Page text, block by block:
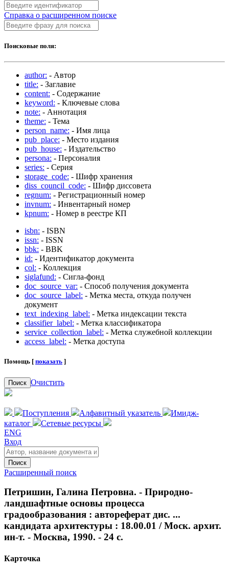
Справка о расширенном поиске
Поисковые поля:
author: - Автор
title: - Заглавие
content: - Содержание
keyword: - Ключевые слова
note: - Аннотация
theme: - Тема
person_name: - Имя лица
pub_place: - Место издания
pub_house: - Издательство
persona: - Персоналия
series: - Серия
storage_code: - Шифр хранения
diss_council_code: - Шифр диссовета
regnum: - Регистрационный номер
invnum: - Инвентарный номер
kpnum: - Номер в реестре КП
isbn: - ISBN
issn: - ISSN
bbk: - BBK
id: - Идентификатор документа
col: - Коллекция
siglafund: - Сигла-фонд
doc_source_var: - Способ получения документа
doc_source_label: - Метка места, откуда получен
документ
text_indexing_label: - Метка индексации текста
classifier_label: - Метка классификатора
service_collection_label: - Метка служебной коллекции
access_label: - Метка доступа
Помощь [ показать ]
Поиск Очистить
Поступления Алфавитный указатель
Имидж-
каталог
Сетевые ресурсы
ENG
Вход
Поиск
Расширенный поиск
Петришин, Галина Петровна. - Природно-
ландшафтные основы процесса
градообразования : автореферат дис. ...
кандидата архитектуры : 18.00.01 / Моск. архит.
ин-т. - Москва, 1990. - 24 с.
Карточка